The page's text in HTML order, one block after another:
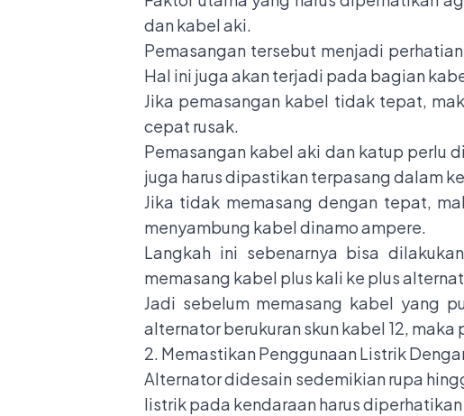
dan kabel aki.
Pemasangan tersebut menjadi
Hal ini juga akan terjadi pada bagian
Jika pemasangan kabel tidak tepat,
cepat rusak.
Pemasangan kabel aki dan katup perlu
juga harus dipastikan terpasang dalam
Jika tidak memasang dengan tepat,
menyambung kabel dinamo ampere.
Langkah ini sebenarnya bisa
memasang kabel plus kali ke plus
Jadi sebelum memasang kabel yang
alternator berukuran skun kabel 12,
2. Memastikan Penggunaan Listrik
Alternator didesain sedemikian rupa
listrik pada kendaraan harus